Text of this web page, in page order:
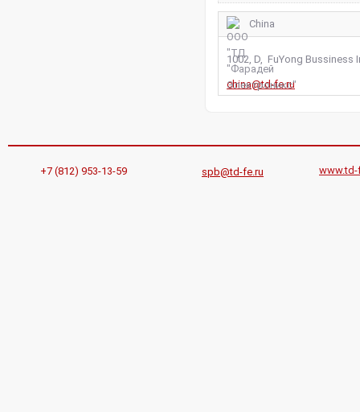
China
1002, D, FuYong
china@td-fe.ru
+7 (812) 953-13-59 spb@td-fe.ru www.td-